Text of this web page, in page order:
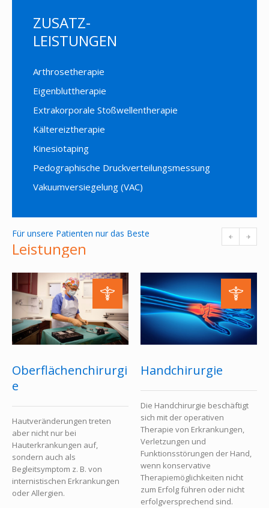
ZUSATZ-
LEISTUNGEN
Arthrosetherapie
Eigenbluttherapie
Extrakorporale Stoßwellentherapie
Kältereiztherapie
Kinesiotaping
Pedographische Druckverteilungsmessung
Vakuumversiegelung (VAC)
Für unsere Patienten nur das Beste
Leistungen
Oberflächenchirurgi
e
Hautveränderungen treten
aber nicht nur bei
Hauterkrankungen auf,
sondern auch als
Begleitsymptom z. B. von
internistischen Erkrankungen
oder Allergien.
Handchirurgie
Die Handchirurgie beschäftigt
sich mit der operativen
Therapie von Erkrankungen,
Verletzungen und
Funktionsstörungen der Hand,
wenn konservative
Therapiemöglichkeiten nicht
zum Erfolg führen oder nicht
erfolgversprechend sind.